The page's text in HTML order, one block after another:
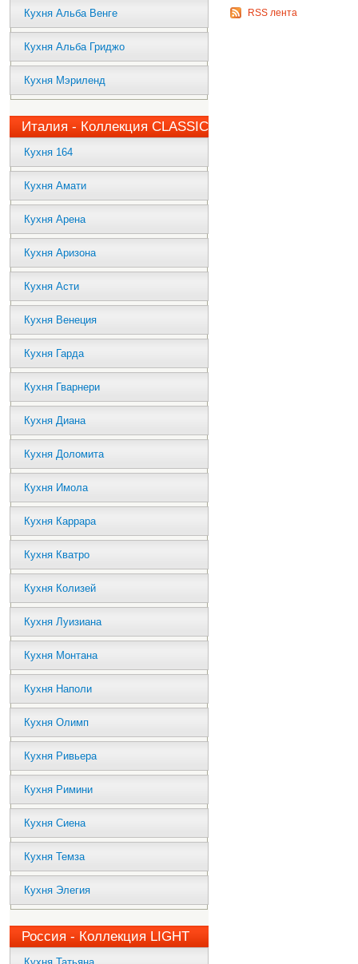
Кухня Альба Венге
Кухня Альба Гриджо
Кухня Мэриленд
Италия - Коллекция CLASSIC
Кухня 164
Кухня Амати
Кухня Арена
Кухня Аризона
Кухня Асти
Кухня Венеция
Кухня Гарда
Кухня Гварнери
Кухня Диана
Кухня Доломита
Кухня Имола
Кухня Каррара
Кухня Кватро
Кухня Колизей
Кухня Луизиана
Кухня Монтана
Кухня Наполи
Кухня Олимп
Кухня Ривьера
Кухня Римини
Кухня Сиена
Кухня Темза
Кухня Элегия
Россия - Коллекция LIGHT
RSS лента